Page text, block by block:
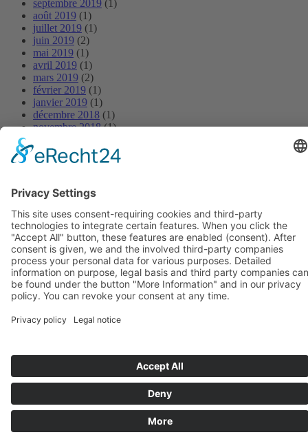
septembre 2019 (1)
août 2019 (1)
juillet 2019 (1)
juin 2019 (2)
mai 2019 (1)
avril 2019 (1)
mars 2019 (2)
février 2019 (1)
janvier 2019 (1)
décembre 2018 (1)
novembre 2018(1)
septembre 2018(1)
août 2018(1)
juin 2018(1)
mai 2018
(1)
avril 2018(1)
mars 2018(1)
février 2018(1)
janvier 2018 (1)
Systèmes d’assise de BIOSWING
Systèmes thérapeutiques de BIOSWING
Systèmes d’entraînement de BIOSWING
Mentions légales